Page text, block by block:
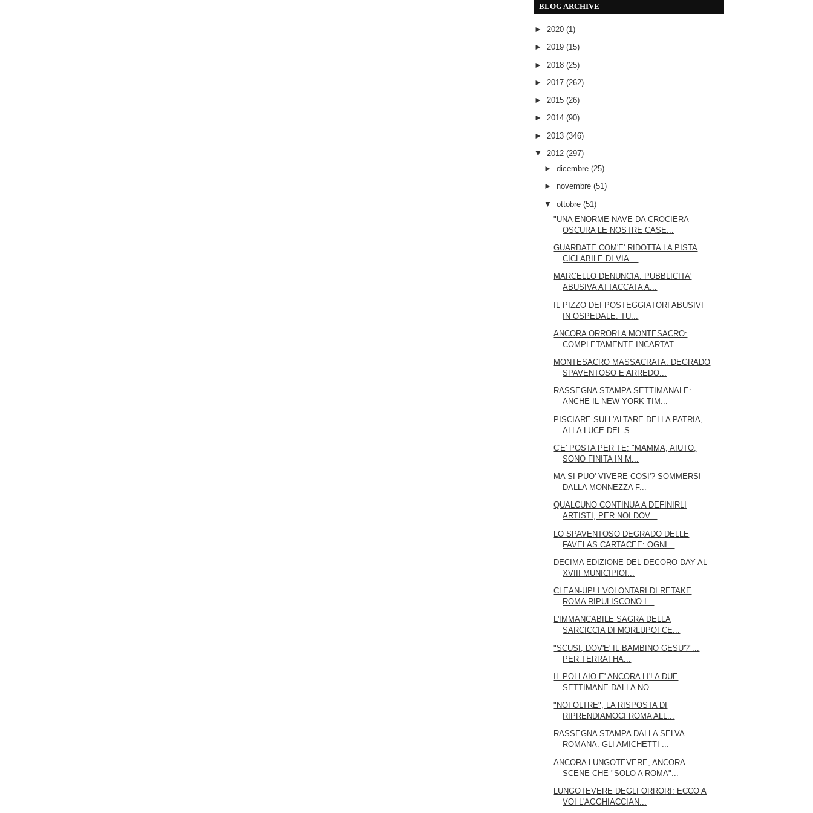
BLOG ARCHIVE
► 2020 (1)
► 2019 (15)
► 2018 (25)
► 2017 (262)
► 2015 (26)
► 2014 (90)
► 2013 (346)
▼ 2012 (297)
► dicembre (25)
► novembre (51)
▼ ottobre (51)
"UNA ENORME NAVE DA CROCIERA
OSCURA LE NOSTRE CASE...
GUARDATE COM'E' RIDOTTA LA PISTA
CICLABILE DI VIA ...
MARCELLO DENUNCIA: PUBBLICITA'
ABUSIVA ATTACCATA A...
IL PIZZO DEI POSTEGGIATORI ABUSIVI
IN OSPEDALE: TU...
ANCORA ORRORI A MONTESACRO:
COMPLETAMENTE INCARTAT...
MONTESACRO MASSACRATA: DEGRADO
SPAVENTOSO E ARREDO...
RASSEGNA STAMPA SETTIMANALE:
ANCHE IL NEW YORK TIM...
PISCIARE SULL'ALTARE DELLA PATRIA,
ALLA LUCE DEL S...
C'E' POSTA PER TE: "MAMMA, AIUTO,
SONO FINITA IN M...
MA SI PUO' VIVERE COSI'? SOMMERSI
DALLA MONNEZZA F...
QUALCUNO CONTINUA A DEFINIRLI
ARTISTI, PER NOI DOV...
LO SPAVENTOSO DEGRADO DELLE
FAVELAS CARTACEE: OGNI...
DECIMA EDIZIONE DEL DECORO DAY AL
XVIII MUNICIPIO!...
CLEAN-UP! I VOLONTARI DI RETAKE
ROMA RIPULISCONO I...
L'IMMANCABILE SAGRA DELLA
SARCICCIA DI MORLUPO! CE...
"SCUSI, DOV'E' IL BAMBINO GESU'?"...
PER TERRA! HA...
IL POLLAIO E' ANCORA LI'! A DUE
SETTIMANE DALLA NO...
"NOI OLTRE", LA RISPOSTA DI
RIPRENDIAMOCI ROMA ALL...
RASSEGNA STAMPA DALLA SELVA
ROMANA: GLI AMICHETTI ...
ANCORA LUNGOTEVERE, ANCORA
SCENE CHE "SOLO A ROMA"...
LUNGOTEVERE DEGLI ORRORI: ECCO A
VOI L'AGGHIACCIAN...